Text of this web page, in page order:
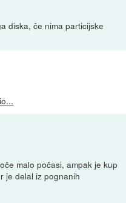
diska, če nima particijske
malo počasi, ampak je kup
je delal iz pognanih